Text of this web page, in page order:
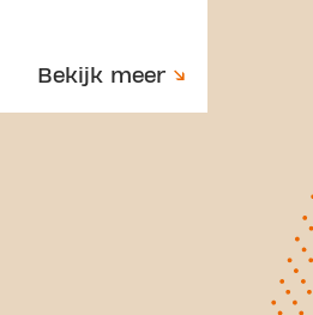
Bekijk meer